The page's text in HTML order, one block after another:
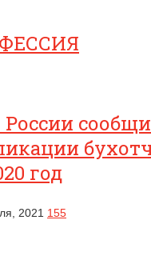
год
2021 155